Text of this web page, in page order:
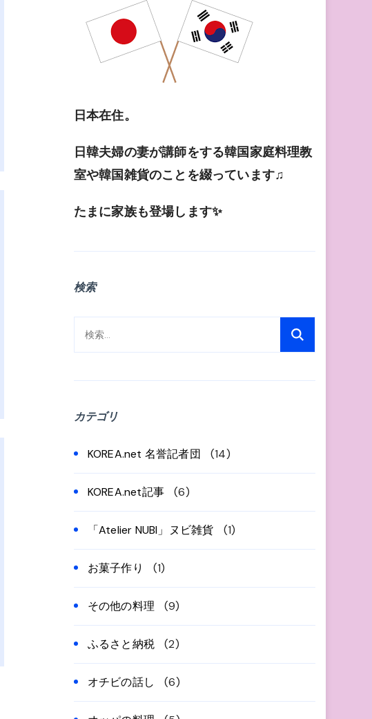
日本在住。
日韓夫婦の妻が講師をする韓国家庭料理教
室や韓国雑貨のことを綴っています♫
たまに家族も登場します✨
検索
索:
カテゴリ
KOREA.net 名誉記者団 (14)
KOREA.net記事 (6)
「Atelier NUBI」ヌビ雑貨 (1)
お菓子作り (1)
その他の料理 (9)
ふるさと納税 (2)
オチビの話し (6)